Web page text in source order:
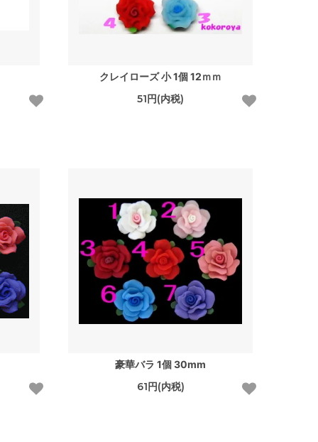
クレイローズ 小 1個 12ｍｍ
51円(内税)
豪華バラ 1個 30mm
61円(内税)